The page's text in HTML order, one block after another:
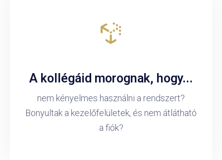
A kollégáid morognak, hogy...
nem kényelmes használni a rendszert?
Bonyultak a kezelőfelületek, és nem átlátható
a fiók?